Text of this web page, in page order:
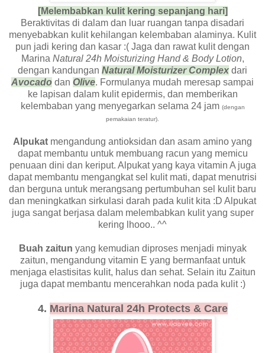
[Melembabkan kulit kering sepanjang hari]
Beraktivitas di dalam dan luar ruangan tanpa disadari
menyebabkan kulit kehilangan kelembaban alaminya. Kulit
pun jadi kering dan kasar :( Jaga dan rawat kulit dengan
Marina Natural 24h Moisturizing Hand & Body Lotion,
dengan kandungan Natural Moisturizer Complex dari
Avocado dan Olive. Formulanya mudah meresap sampai
ke lapisan dalam kulit epidermis, dan memberikan
kelembaban yang menyegarkan selama 24 jam (dengan
pemakaian teratur).
Alpukat mengandung antioksidan dan asam amino yang
dapat membantu untuk membuang racun yang memicu
penuaan dini dan keriput. Alpukat yang kaya vitamin A juga
dapat membantu mengangkat sel kulit mati, dapat menutrisi
dan berguna untuk merangsang pertumbuhan sel kulit baru
dan meningkatkan sirkulasi darah pada kulit kita :D Alpukat
juga sangat berjasa dalam melembabkan kulit yang super
kering lhooo.. ^^
Buah zaitun yang kemudian diproses menjadi minyak
zaitun, mengandung vitamin E yang bermanfaat untuk
menjaga elastisitas kulit, halus dan sehat. Selain itu Zaitun
juga dapat membantu mencerahkan noda pada kulit :)
4. Marina Natural 24h Protects & Care